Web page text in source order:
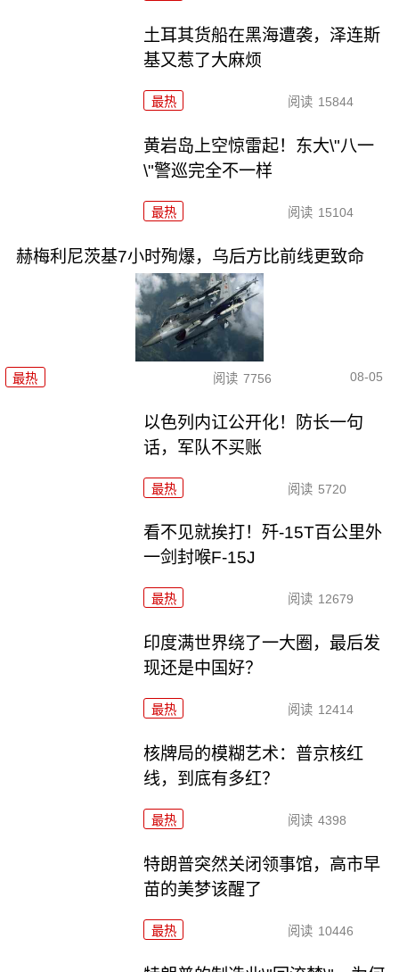
土耳其货船在黑海遭袭，泽连斯
基又惹了大麻烦
最热 阅读 15844
黄岩岛上空惊雷起！东大\"八一
\"警巡完全不一样
最热 阅读 15104
赫梅利尼茨基7小时殉爆，乌后方比前线更致命
最热 阅读 7756 08-05
以色列内讧公开化！防长一句
话，军队不买账
最热 阅读 5720
看不见就挨打！歼-15T百公里外
一剑封喉F-15J
最热 阅读 12679
印度满世界绕了一大圈，最后发
现还是中国好？
最热 阅读 12414
核牌局的模糊艺术：普京核红
线，到底有多红？
最热 阅读 4398
特朗普突然关闭领事馆，高市早
苗的美梦该醒了
最热 阅读 10446